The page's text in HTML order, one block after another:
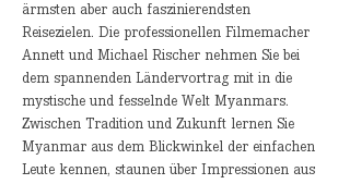
ärmsten aber auch faszinierendsten
Reisezielen. Die professionellen Filmemacher
Annett und Michael Rischer nehmen Sie bei
dem spannenden Ländervortrag mit in die
mystische und fesselnde Welt Myanmars.
Zwischen Tradition und Zukunft lernen Sie
Myanmar aus dem Blickwinkel der einfachen
Leute kennen, staunen über Impressionen aus